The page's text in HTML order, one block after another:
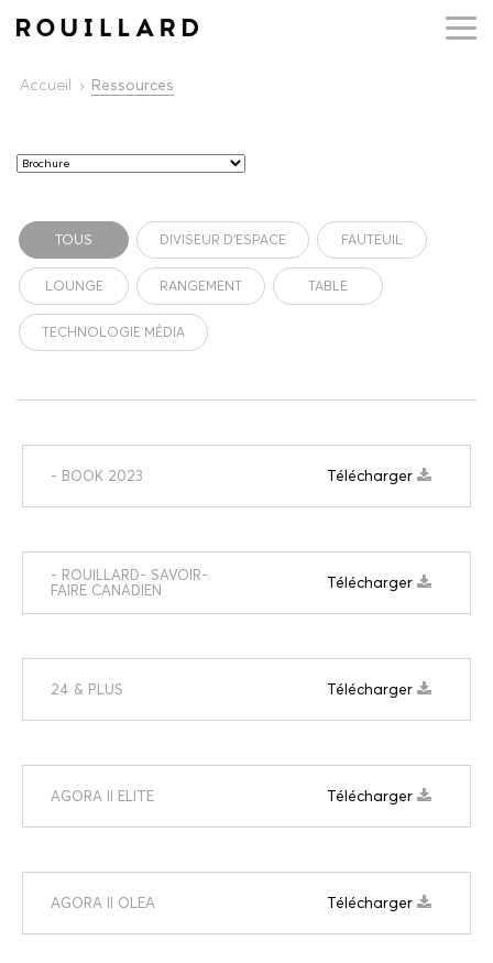
Accueil Ressources
TOUS DIVISEUR D'ESPACE FAUTEUIL
LOUNGE RANGEMENT TABLE
TECHNOLOGIE MÉDIA
- BOOK 2023 Télécharger
- ROUILLARD- SAVOIR-
FAIRE CANADIEN
Télécharger
24 & PLUS Télécharger
AGORA II ELITE Télécharger
AGORA II OLEA Télécharger